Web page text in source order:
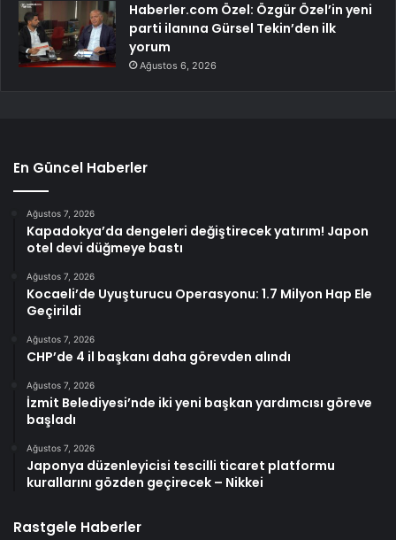
Haberler.com Özel: Özgür Özel’in yeni
parti ilanına Gürsel Tekin’den ilk
yorum
Ağustos 6, 2026
En Güncel Haberler
Ağustos 7, 2026
Kapadokya’da dengeleri değiştirecek yatırım! Japon
otel devi düğmeye bastı
Ağustos 7, 2026
Kocaeli’de Uyuşturucu Operasyonu: 1.7 Milyon Hap Ele
Geçirildi
Ağustos 7, 2026
CHP’de 4 il başkanı daha görevden alındı
Ağustos 7, 2026
İzmit Belediyesi’nde iki yeni başkan yardımcısı göreve
başladı
Ağustos 7, 2026
Japonya düzenleyicisi tescilli ticaret platformu
kurallarını gözden geçirecek – Nikkei
Rastgele Haberler